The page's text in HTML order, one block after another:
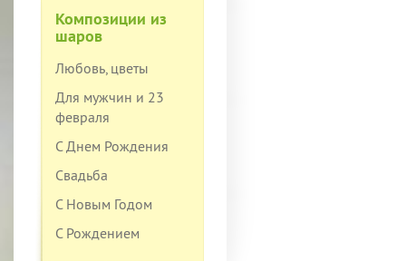
Композиции из
шаров
Любовь, цветы
Для мужчин и 23
февраля
С Днем Рождения
Свадьба
С Новым Годом
С Рождением